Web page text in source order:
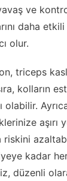
ve
daha
olur.
triceps
kolların
olabilir.
aşırı
kadar
düzenli